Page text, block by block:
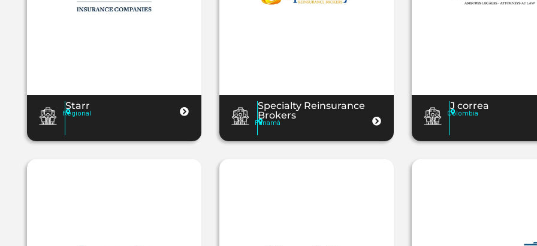
Starr
Regional
Specialty Reinsurance
Brokers
Panamá
J correa
Colombia